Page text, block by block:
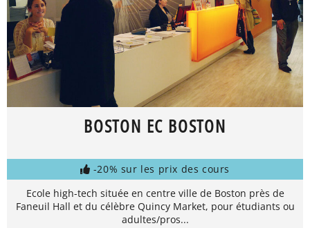
BOSTON EC BOSTON
-20% sur les prix des cours
Ecole high-tech située en centre ville de Boston près de
Faneuil Hall et du célèbre Quincy Market, pour étudiants ou
adultes/pros...